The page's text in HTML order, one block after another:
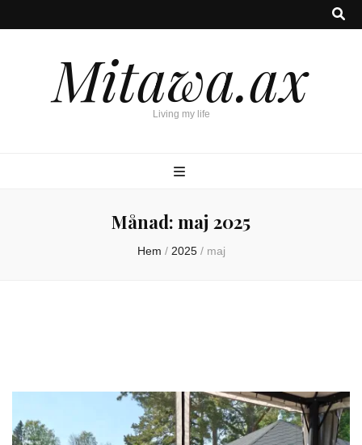
Mitawa.ax
Living my life
Månad: maj 2025
Hem / 2025 / maj